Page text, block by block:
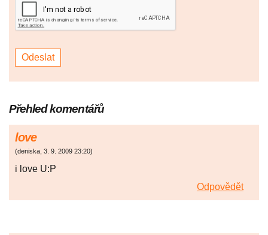
Přehled komentářů
love
(deniska, 3. 9. 2009 23:20)
i love U:P
Odpovědět